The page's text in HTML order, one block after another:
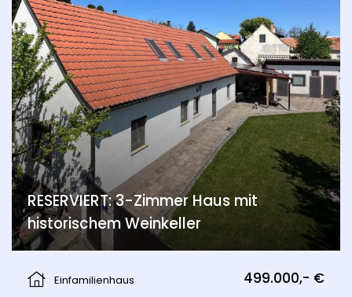
RESERVIERT: 3-Zimmer Haus mit
historischem Weinkeller
Einfamilienhaus
499.000,- €